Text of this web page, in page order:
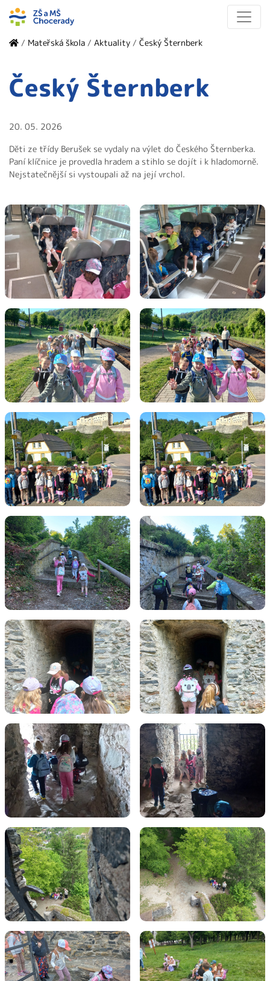
/ Mateřská škola / Aktuality / Český Šternberk
Český Šternberk
20. 05. 2026
Děti ze třídy Berušek se vydaly na výlet do Českého Šternberka.
Paní klíčnice je provedla hradem a stihlo se dojít i k hladomorně.
Nejstatečnější si vystoupali až na její vrchol.